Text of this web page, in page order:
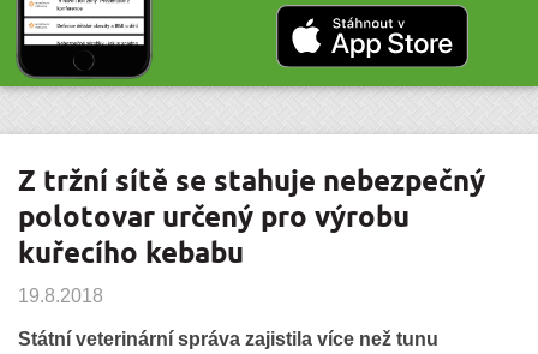
Z tržní sítě se stahuje nebezpečný
polotovar určený pro výrobu
kuřecího kebabu
19.8.2018
Státní veterinární správa zajistila více než tunu